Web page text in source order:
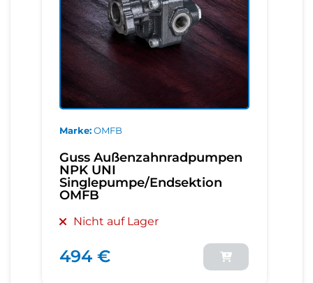
Marke OMFB
Guss Außenzahnradpumpen
NPK UNI
Singlepumpe/Endsektion
OMFB
Nicht auf Lager
494 €